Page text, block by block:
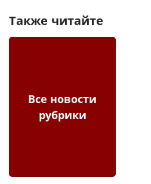
Также читайте
Все новости
рубрики